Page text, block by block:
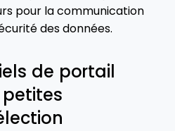
pour la communication
des données.
de portail